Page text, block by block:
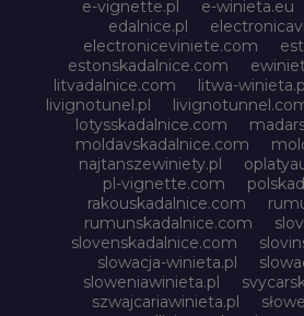
e-vignette.pl
e-winieta.eu
edalnice.pl
electroniceviniete.com
estonskadalnice.com
litvadalnice.com
litwa-
livignotunel.pl
lotysskadalnice.com
moldavskadalnice.com
najtanszewiniety.pl
pl-vignette.com
rakouskadalnice.com
rumunskadalnice.com
slovenskadalnice.com
slowacja-winieta.pl
sloweniawinieta.pl
szwajcariawinieta.pl